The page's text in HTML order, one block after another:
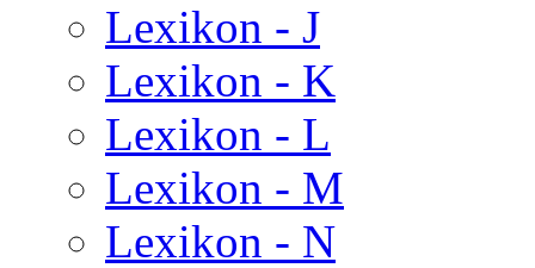
Lexikon - J
Lexikon - K
Lexikon - L
Lexikon - M
Lexikon - N